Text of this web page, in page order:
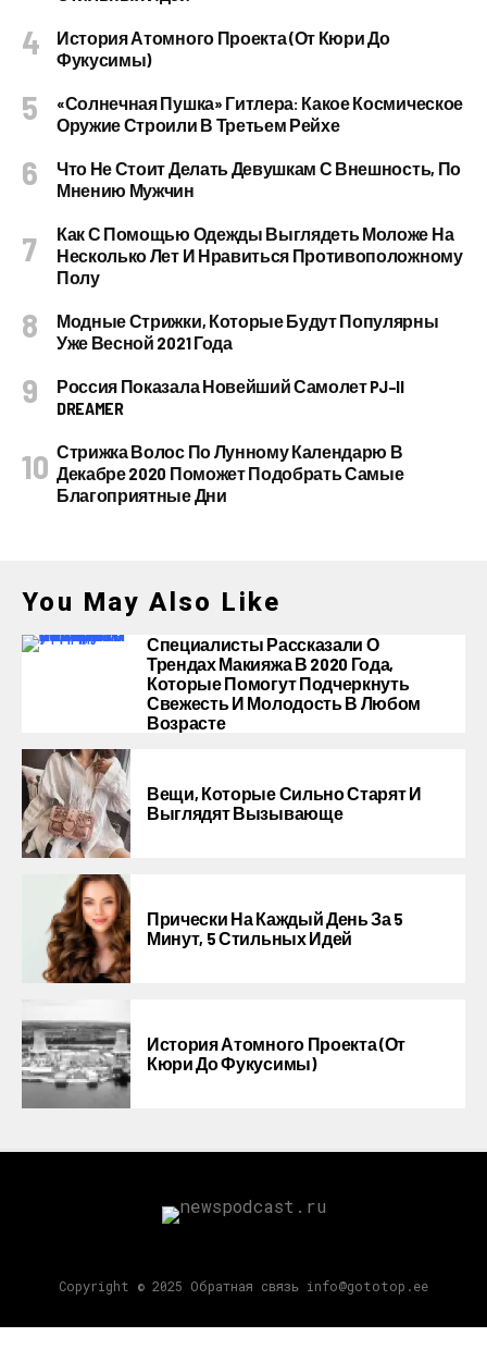
История Атомного Проекта (от Кюри До
Фукусимы)
«Солнечная Пушка» Гитлера: Какое Космическое
Оружие Строили В Третьем Рейхе
Что Не Стоит Делать Девушкам С Внешность, По
Мнению Мужчин
Как С Помощью Одежды Выглядеть Моложе На
Несколько Лет И Нравиться Противоположному
Полу
Модные Стрижки, Которые Будут Популярны
Уже Весной 2021 Года
Россия Показала Новейший Самолет PJ–II
DREAMER
Стрижка Волос По Лунному Календарю В
Декабре 2020 Поможет Подобрать Самые
Благоприятные Дни
You May Also Like
Специалисты Рассказали О
Трендах Макияжа В 2020 Года,
Которые Помогут Подчеркнуть
Свежесть И Молодость В Любом
Возрасте
Вещи, Которые Сильно Старят И
Выглядят Вызывающе
Прически На Каждый День За 5
Минут, 5 Стильных Идей
История Атомного Проекта (от
Кюри До Фукусимы)
Copyright © 2025 Обратная связь info@gototop.ee